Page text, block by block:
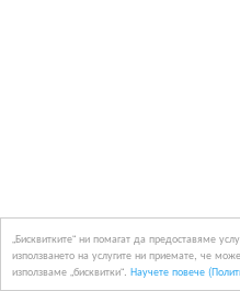
„Бисквитките“ ни помагат да предоставяме
използването на услугите ни приемате, че
използваме „бисквитки“. Научете повече